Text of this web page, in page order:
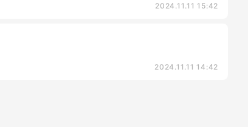
2024.11.11 15:42
2024.11.11 14:42